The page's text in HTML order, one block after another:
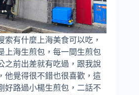
索有什麼上海美食可以吃，
上海生煎包，每一間生煎包
之前出差就有吃過，跟我說
他覺得很不錯也很喜歡，這
好路過小楊生煎包，二話不